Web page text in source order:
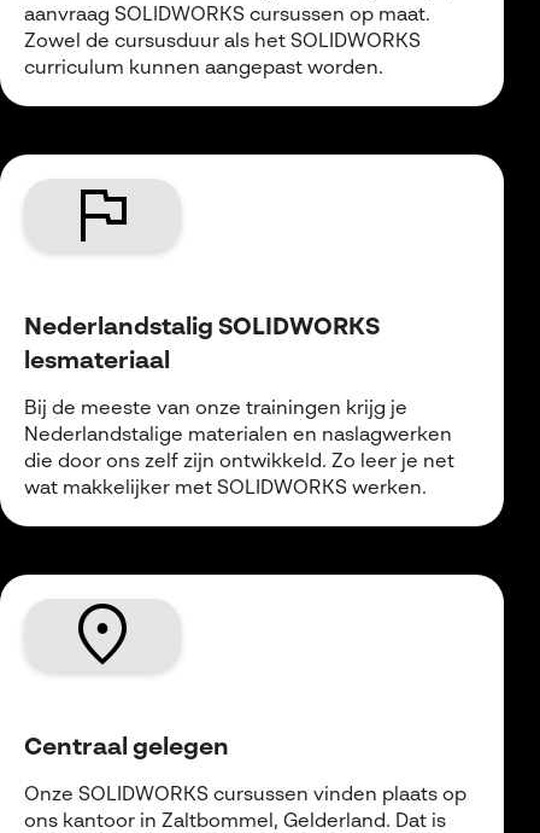
aanvraag SOLIDWORKS cursussen op maat.
Zowel de cursusduur als het SOLIDWORKS
curriculum kunnen aangepast worden.
flag
Nederlandstalig SOLIDWORKS
lesmateriaal
Bij de meeste van onze trainingen krijg je
Nederlandstalige materialen en naslagwerken
die door ons zelf zijn ontwikkeld. Zo leer je net
wat makkelijker met SOLIDWORKS werken.
place
Centraal gelegen
Onze SOLIDWORKS cursussen vinden plaats op
ons kantoor in Zaltbommel, Gelderland. Dat is